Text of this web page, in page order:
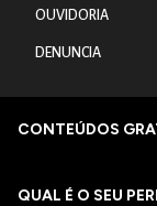
OUVIDORIA
DENUNCIA
CONTEÚDOS
QUAL É O SEU